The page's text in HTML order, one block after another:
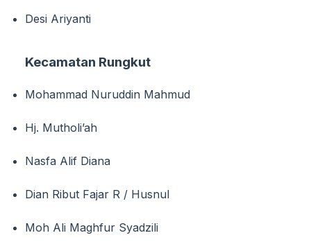
Desi Ariyanti
Kecamatan Rungkut
Mohammad Nuruddin Mahmud
Hj. Mutholi’ah
Nasfa Alif Diana
Dian Ribut Fajar R / Husnul
Moh Ali Maghfur Syadzili